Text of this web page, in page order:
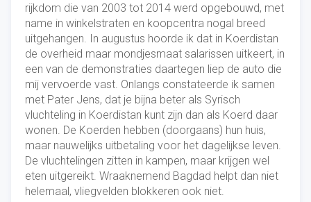
rijkdom die van 2003 tot 2014 werd opgebouwd, met
name in winkelstraten en koopcentra nogal breed
uitgehangen. In augustus hoorde ik dat in Koerdistan
de overheid maar mondjesmaat salarissen uitkeert, in
een van de demonstraties daartegen liep de auto die
mij vervoerde vast. Onlangs constateerde ik samen
met Pater Jens, dat je bijna beter als Syrisch
vluchteling in Koerdistan kunt zijn dan als Koerd daar
wonen. De Koerden hebben (doorgaans) hun huis,
maar nauwelijks uitbetaling voor het dagelijkse leven.
De vluchtelingen zitten in kampen, maar krijgen wel
eten uitgereikt. Wraaknemend Bagdad helpt dan niet
helemaal, vliegvelden blokkeren ook niet.